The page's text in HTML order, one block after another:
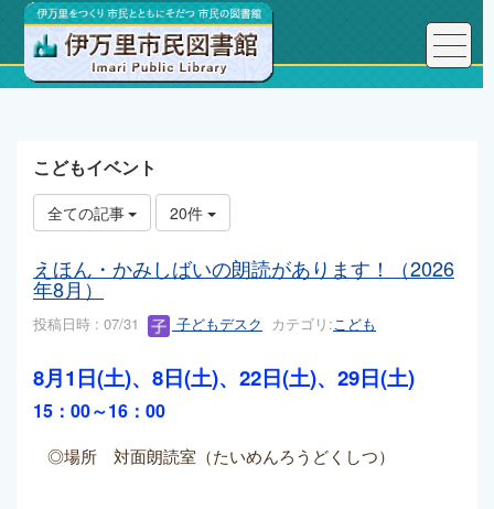
トップページ こどもページ
こどもイベント
全ての記事 20件
えほん・かみしばいの朗読があります！（2026
年8月）
投稿日時 : 07/31 子どもデスク カテゴリ:こども
8月1日(土)、8日(土)、22日(土)、29日(土)
15：00～16：00
◎場所 対面朗読室（たいめんろうどくしつ）